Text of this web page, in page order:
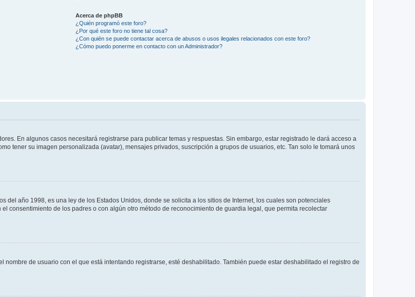
Acerca de phpBB
¿Quién programó este foro?
¿Por qué este foro no tiene tal cosa?
¿Con quién se puede contactar acerca de abusos o usos ilegales relacionados con este foro?
¿Cómo puedo ponerme en contacto con un Administrador?
En algunos casos necesitará registrarse para publicar temas y respuestas. Sin embargo, estar registrado le dará acceso a
tener su imagen personalizada (avatar), mensajes privados, suscripción a grupos de usuarios, etc. Tan solo le tomará unos
del año 1998, es una ley de los Estados Unidos, donde se solicita a los sitios de Internet, los cuales son potenciales
consentimiento de los padres o con algún otro método de reconocimiento de guardia legal, que permita recolectar
de usuario con el que está intentando registrarse, esté deshabilitado. También puede estar deshabilitado el registro de